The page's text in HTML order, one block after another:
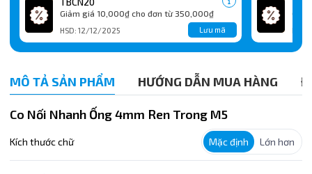
Giảm giá 10,000₫ cho đơn từ 350,000₫
HSD: 12/12/2025 Lưu mã
MÔ TẢ SẢN PHẨM HƯỚNG DẪN MUA HÀNG
Co Nối Nhanh Ống 4mm Ren Trong M5
Kích thước chữ Mặc định Lớn hơn